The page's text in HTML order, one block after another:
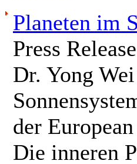
Planeten im
Press
Dr. Yong
der
Die inneren